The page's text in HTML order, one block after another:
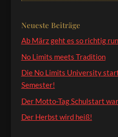
Neueste Beiträge
Ab März geht es so richtig
No Limits meets Tradition
Die No Limits University
Semester!
Der Motto-Tag Schulstart
Der Herbst wird heiß!